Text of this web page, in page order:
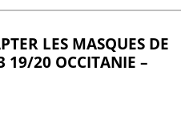
LES MASQUES DE
19/20 OCCITANIE –